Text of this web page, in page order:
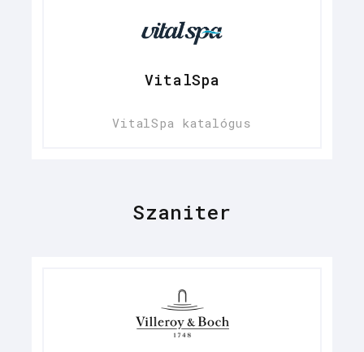
VitalSpa
VitalSpa katalógus
Szaniter